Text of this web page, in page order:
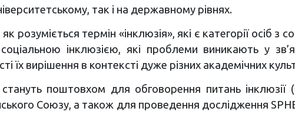
так і на державному рівнях.
розуміється термін «інклюзія», які є категорії осіб
інклюзією, які проблеми виникають у
їх вирішення в контексті дуже різних академічних
поштовхом для обговорення питань
Союзу, а також для проведення дослідження